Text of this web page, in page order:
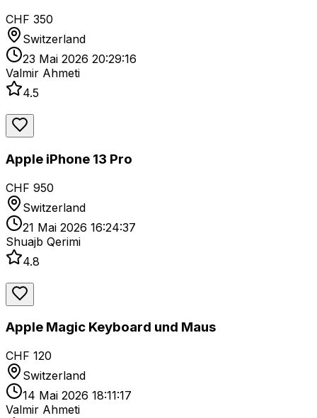
CHF 350
Switzerland
23 Mai 2026 20:29:16
Valmir Ahmeti
4.5
Apple iPhone 13 Pro
CHF 950
Switzerland
21 Mai 2026 16:24:37
Shuajb Qerimi
4.8
Apple Magic Keyboard und Maus
CHF 120
Switzerland
14 Mai 2026 18:11:17
Valmir Ahmeti